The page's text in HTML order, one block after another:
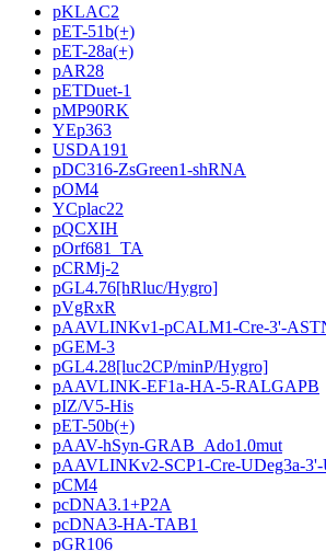
pKLAC2
pET-51b(+)
pET-28a(+)
pAR28
pETDuet-1
pMP90RK
YEp363
USDA191
pDC316-ZsGreen1-shRNA
pOM4
YCplac22
pQCXIH
pOrf681_TA
pCRMj-2
pGL4.76[hRluc/Hygro]
pVgRxR
pAAVLINKv1-pCALM1-Cre-3'-
pGEM-3
pGL4.28[luc2CP/minP/Hygro]
pAAVLINK-EF1a-HA-5-RALGAPB
pIZ/V5-His
pET-50b(+)
pAAV-hSyn-GRAB_Ado1.0mut
pAAVLINKv2-SCP1-Cre-UDeg3a-
pCM4
pcDNA3.1+P2A
pcDNA3-HA-TAB1
pGR106